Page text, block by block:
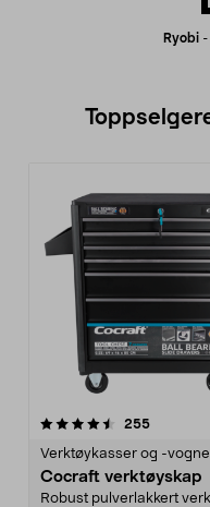
Ryobi-
255
Verktøykasser og -
Cocraft verktøyskap
Robust pulverlakkert
4.5 av 5 stjerner